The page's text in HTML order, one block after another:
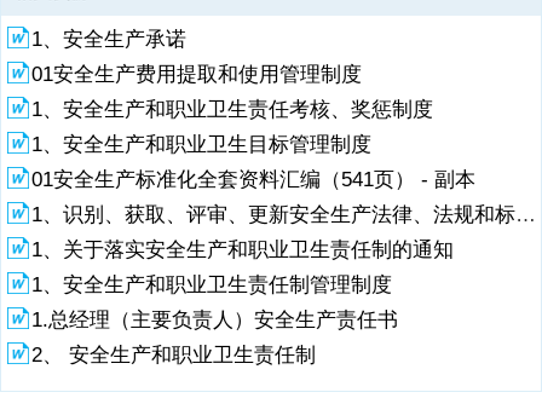
1、煤炭行业安全生产应知应会（2026版本）1.国家矿山安全监察局关
于加强矿山企业反“三违”工作的通知（矿安202663号）一、健全制度体
系，夯实反“三违”工作基础（一）明确分级认定标准。按“违章指挥、违
章作业、违反劳动纪律”三类，分“一般、严重、特别严重”三级，列明具
体情形和防范措施，覆盖外委施工队伍全员，确保“三违”查处、治理有
据可依；（二）健全刚性考核机制。制定差异化、可量化的考核办法，
明确奖惩标准并严格兑现，在入井口、班前会场所公示查处结果，形成
震慑效应；（三） 强化“三违”教育培训。将反“三违”作为各类培训的首
要内容，通过案例警示、现身说法、实操实训等形式，提升全员抵
制“三违”的意识和能
2、力；（四）构建闭环管理流程。建立“预防发现查处分析帮教回访”全
流程闭环，对严重“三违”人员，需经停岗学习、家属帮教、返岗承诺后
方可上岗；（五）强化动态分析研判。建立“三违”台账，企业主要负责
人定期分析成因，动态修订操作规程；对“反复违章、多次工伤”人员列
1、安全生产承诺
01安全生产费用提取和使用管理制度
1、安全生产和职业卫生责任考核、奖惩制度
1、安全生产和职业卫生目标管理制度
01安全生产标准化全套资料汇编（541页） - 副本
1、识别、获取、评审、更新安全生产法律、法规和标准规范管理制度
1、关于落实安全生产和职业卫生责任制的通知
1、安全生产和职业卫生责任制管理制度
1.总经理（主要负责人）安全生产责任书
2、 安全生产和职业卫生责任制